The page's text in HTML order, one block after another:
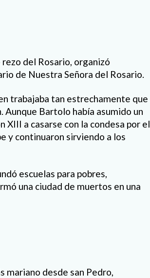
del Rosario, organizó
de Nuestra Señora del Rosario.
trabajaba tan estrechamente que
Aunque Bartolo había asumido un
a casarse con la condesa por el
y continuaron sirviendo a los
escuelas para pobres,
una ciudad de muertos en una
mariano desde san Pedro,